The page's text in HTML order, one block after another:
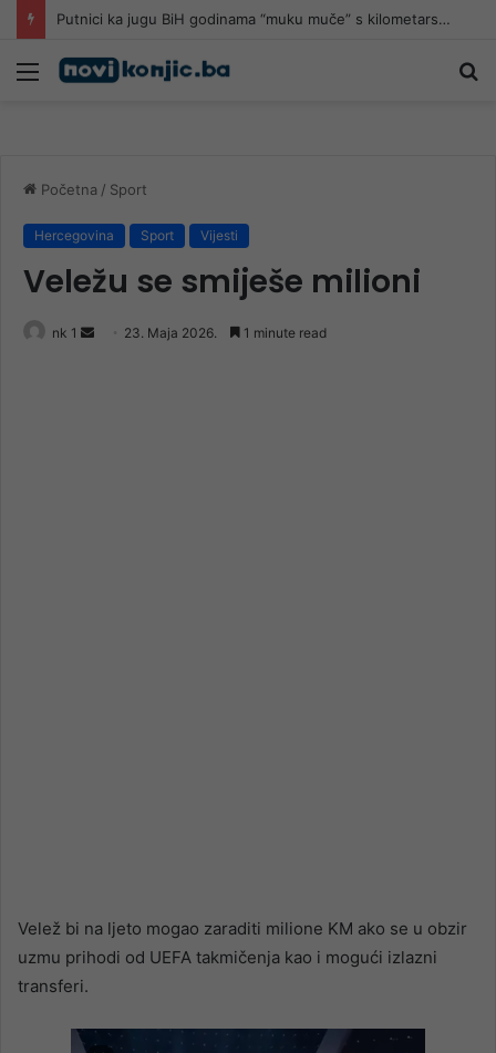
Danas sunčano širom BiH, krajem dana kiša
Meni
Početna / Sport
Hercegovina Sport Vijesti
Veležu se smiješe milioni
nk 1
Send 23. Maja 2026. 1 minute read
Velež bi na ljeto mogao zaraditi milione KM ako se u obzir
uzmu prihodi od UEFA takmičenja kao i mogući izlazni
transferi.